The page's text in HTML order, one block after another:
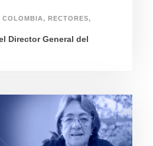
COLOMBIA, RECTORES,
Director General del